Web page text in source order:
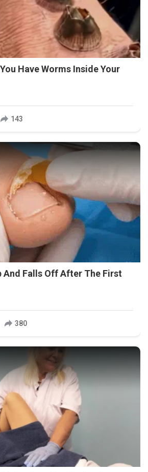
Have Worms Inside Your
143
And Falls Off After The First
380